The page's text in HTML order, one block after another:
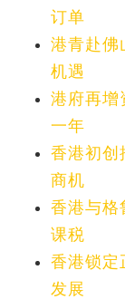
订单
港青赴
机遇
港府再
一年
香港初
商机
香港与
课税
香港锁
发展